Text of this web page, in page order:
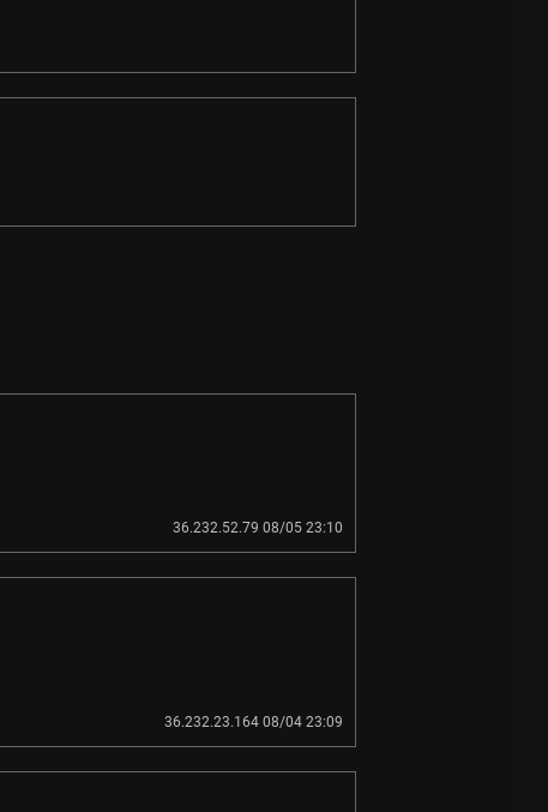
36.232.52.79 08/05 23:10
36.232.23.164 08/04 23:09